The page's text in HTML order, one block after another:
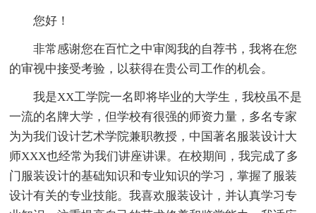
您好！
非常感谢您在百忙之中审阅我的自荐书，我将在您
的审视中接受考验，以获得在贵公司工作的机会。
我是XX工学院一名即将毕业的大学生，我校虽不是
一流的名牌大学，但学校有很强的师资力量，多名专家
为为我们设计艺术学院兼职教授，中国著名服装设计大
师XXX也经常为我们讲座讲课。在校期间，我完成了多
门服装设计的基础知识和专业知识的学习，掌握了服装
设计有关的专业技能。我喜欢服装设计，并认真学习专